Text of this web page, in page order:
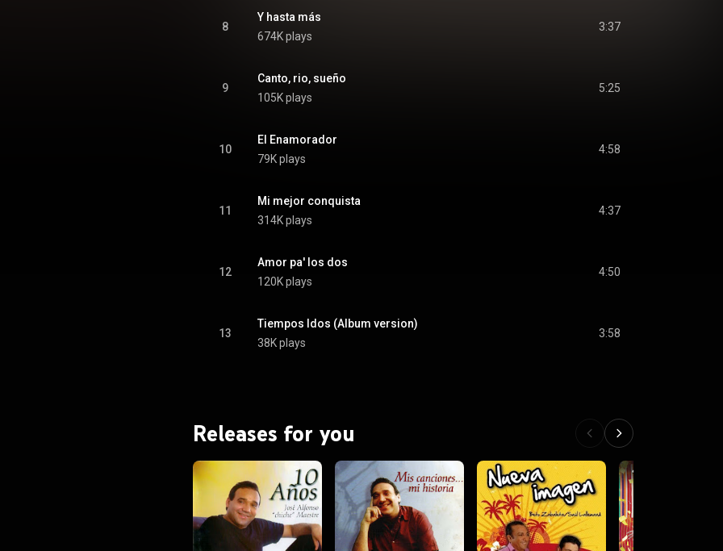
8
Y hasta más
674K plays
3:37
9
Canto, rio, sueño
105K plays
5:25
10
El Enamorador
79K plays
4:58
11
Mi mejor conquista
314K plays
4:37
12
Amor pa' los dos
120K plays
4:50
13
Tiempos Idos (Album version)
38K plays
3:58
Releases for you